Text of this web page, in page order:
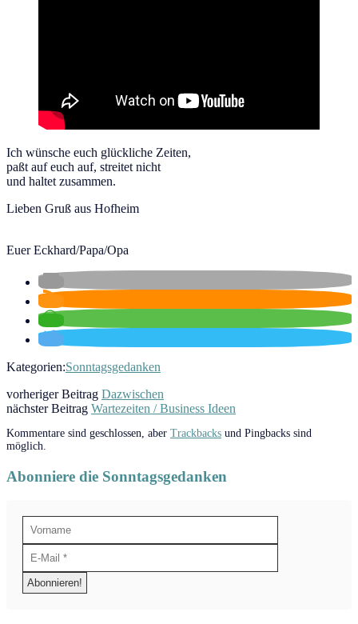
Ich wünsche euch glückliche Zeiten,
paßt auf euch auf, streitet nicht
und haltet zusammen.
Lieben Gruß aus Hofheim
Euer Eckhard/Papa/Opa
Kategorien:Sonntagsgedanken
vorheriger Beitrag Dazwischen
nächster Beitrag Wartezeiten / Business Ideen
Kommentare sind geschlossen, aber Trackbacks und Pingbacks sind
möglich.
Abonniere die Sonntagsgedanken